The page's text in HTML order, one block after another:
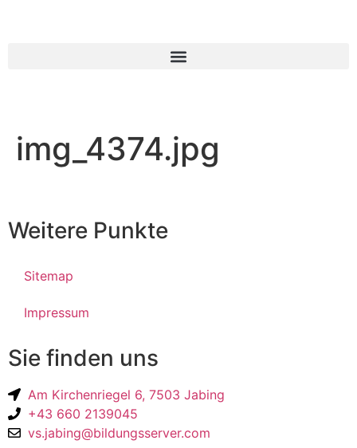
img_4374.jpg
Weitere Punkte
Sitemap
Impressum
Sie finden uns
Am Kirchenriegel 6, 7503 Jabing
+43 660 2139045
vs.jabing@bildungsserver.com